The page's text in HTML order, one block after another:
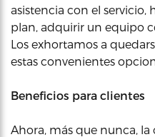
asistencia con el servicio,
plan, adquirir un equipo
Los exhortamos a
estas convenientes
Beneficios para clientes
Ahora, más que nunca,